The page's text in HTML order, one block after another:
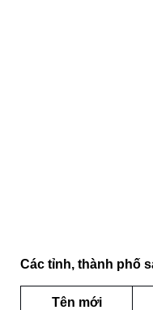
Các tỉnh, thành phố
Tên mới